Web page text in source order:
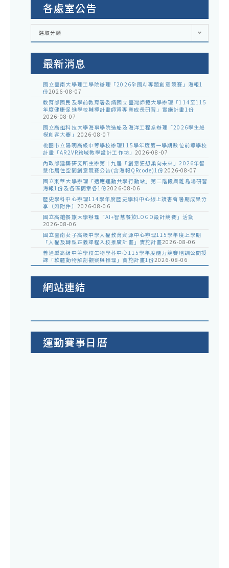
各處室公告
各
室
選取分類
最新消息
國立臺南大學理工學院辦理「2026全國AI專題創意競賽」海報1
份2026-08-07
教育部國民及學前教育署委請國立臺灣師範大學辦理「114至115
年度健康促進學校輔導計畫師資專業成長研習」實施計畫1份
2026-08-07
國立高雄科技大學海事學院造船及海洋工程系辦理「2026學生船
模創客大賽」 2026-08-07
桃園市立陽明高級中等學校辦理115學年度第一學期數位前導學校
計畫「AR2VR跨域教學設計工作坊」 2026-08-07
內政部建築研究所主辦第十九屆「創意狂想巢向未來」2026年智
慧化居住空間創意競賽公告(含海報QRcode)1份2026-08-07
國立東華大學辦理「適應運動共學行動站」第二階段與離島場研習
海報1份及各區簡章各1份2026-08-06
歷史學科中心辦理114學年度歷史學科中心線上讀書會暑期成果分
享（如附件） 2026-08-06
國立高雄餐旅大學辦理「AI+智慧餐飲LOGO設計競賽」活動
2026-08-06
國立臺南女子高級中學人權教育資源中心辦理115學年度上學期
「人權及轉型正義課程入校推廣計畫」實施計畫2026-08-06
普通型高級中等學校生物學科中心115學年度能力競賽培訓公開授
課「軟體動物解剖觀察與推理」實施計畫1份2026-08-06
網站連結
運動賽事日曆